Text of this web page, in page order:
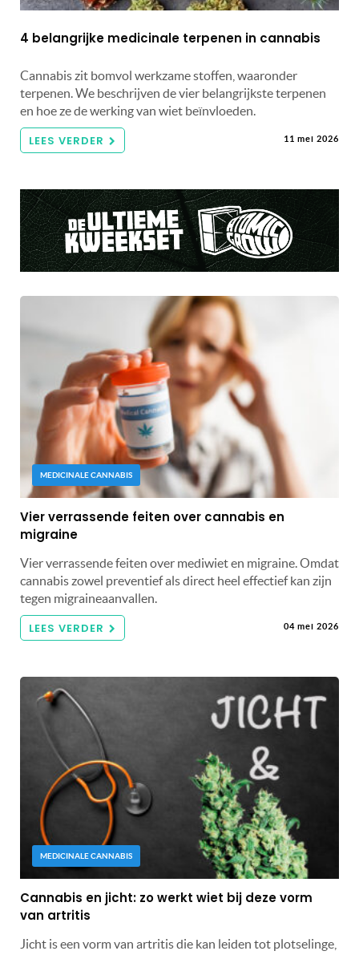
4 belangrijke medicinale terpenen in cannabis
Cannabis zit bomvol werkzame stoffen, waaronder
terpenen. We beschrijven de vier belangrijkste terpenen
en hoe ze de werking van wiet beïnvloeden.
LEES VERDER 11 mei 2026
MEDICINALE CANNABIS
Vier verrassende feiten over cannabis en
migraine
Vier verrassende feiten over mediwiet en migraine. Omdat
cannabis zowel preventief als direct heel effectief kan zijn
tegen migraineaanvallen.
LEES VERDER 04 mei 2026
MEDICINALE CANNABIS
Cannabis en jicht: zo werkt wiet bij deze vorm
van artritis
Jicht is een vorm van artritis die kan leiden tot plotselinge,